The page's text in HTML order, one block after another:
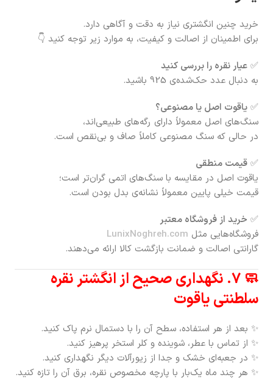
خرید چنین انگشتری نیاز به دقت و آگاهی دارد.
برای اطمینان از اصالت و کیفیت، به موارد زیر توجه کنید 👇
✅ عیار نقره را بررسی کنید
به دنبال عدد حک‌شده‌ی 925 باشید.
✅ یاقوت اصل یا مصنوعی؟
سنگ‌های اصل معمولاً دارای رگه‌های طبیعی‌اند،
در حالی که سنگ مصنوعی کاملاً صاف و بی‌نقص است.
✅ قیمت منطقی
یاقوت اصل در مقایسه با سنگ‌های اتمی گران‌تر است؛
قیمت خیلی پایین معمولاً نشانه‌ی بدل بودن است.
✅ خرید از فروشگاه معتبر
فروشگاه‌هایی مثل LunixNoghreh.com
گارانتی اصالت و ضمانت بازگشت کالا ارائه می‌دهند.
🧼 ۷. نگهداری صحیح از انگشتر نقره
سلطنتی یاقوت
✨ بعد از هر استفاده، سطح آن را با دستمال نرم پاک کنید.
✨ از تماس با عطر، شوینده و کلر استخر پرهیز کنید.
✨ در جعبه‌ای خشک و جدا از زیورآلات دیگر نگهداری کنید.
✨ هر چند ماه یک‌بار با پارچه مخصوص نقره، برق آن را تازه کنید.